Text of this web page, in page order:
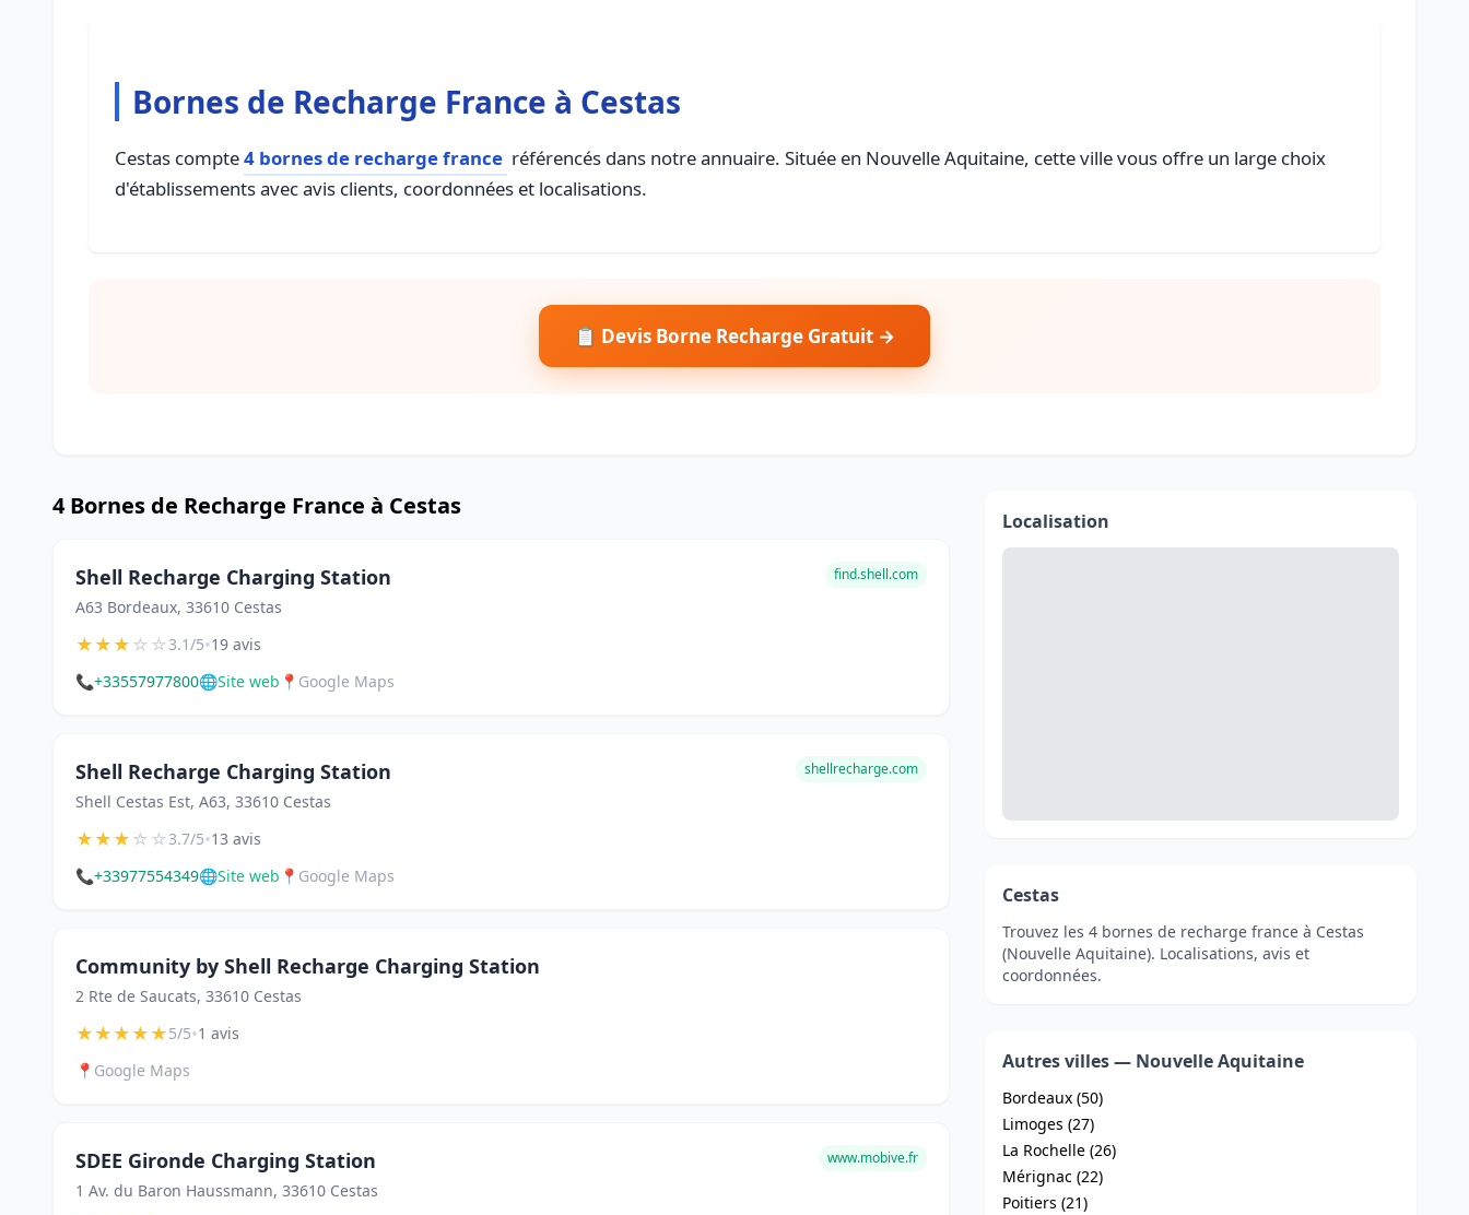
Bornes de Recharge France à Cestas
Cestas compte4 bornes de recharge france référencés dans notre annuaire. Située en Nouvelle Aquitaine, cette ville vous offre un large choix
d'établissements avec avis clients, coordonnées et localisations.
📋 Devis Borne Recharge Gratuit →
4 Bornes de Recharge France à Cestas
Shell Recharge Charging Station
A63 Bordeaux, 33610 Cestas
find.shell.com
★★★☆☆3.1/5•19 avis
📞+33557977800🌐Site web 📍 Google Maps
Shell Recharge Charging Station
Shell Cestas Est, A63, 33610 Cestas
shellrecharge.com
★★★☆☆3.7/5•13 avis
📞+33977554349🌐Site web 📍 Google Maps
Community by Shell Recharge Charging Station
2 Rte de Saucats, 33610 Cestas
★★★★★5/5•1 avis
📍 Google Maps
SDEE Gironde Charging Station
1 Av. du Baron Haussmann, 33610 Cestas
www.mobive.fr
Localisation
Cestas
Trouvez les 4 bornes de recharge france à Cestas
(Nouvelle Aquitaine). Localisations, avis et
coordonnées.
Autres villes — Nouvelle Aquitaine
Bordeaux (50)
Limoges (27)
La Rochelle (26)
Mérignac (22)
Poitiers (21)